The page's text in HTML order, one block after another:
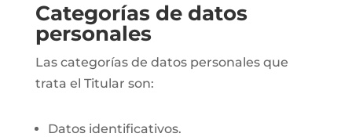
Categorías de datos
personales
Las categorías de datos personales que
trata el Titular son:
Datos identificativos.